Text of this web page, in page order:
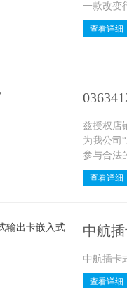
一款改变
查看详细
兹授权店
为我公司
参与合法
查看详细
中航
中航插卡
查看详细